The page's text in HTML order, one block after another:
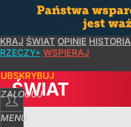
KRAJ ŚWIAT OPINIE HISTORIA
RZECZY+ WSPIERAJ
ZALOGUJ
MENU
ŚWIAT